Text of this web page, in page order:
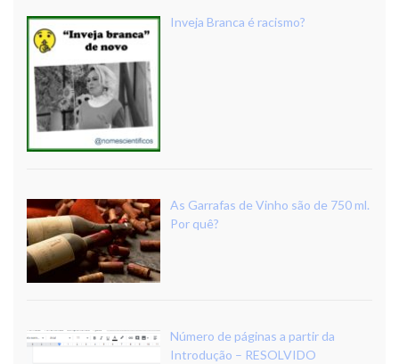
Inveja Branca é racismo?
As Garrafas de Vinho são de 750 ml.
Por quê?
Número de páginas a partir da
Introdução – RESOLVIDO